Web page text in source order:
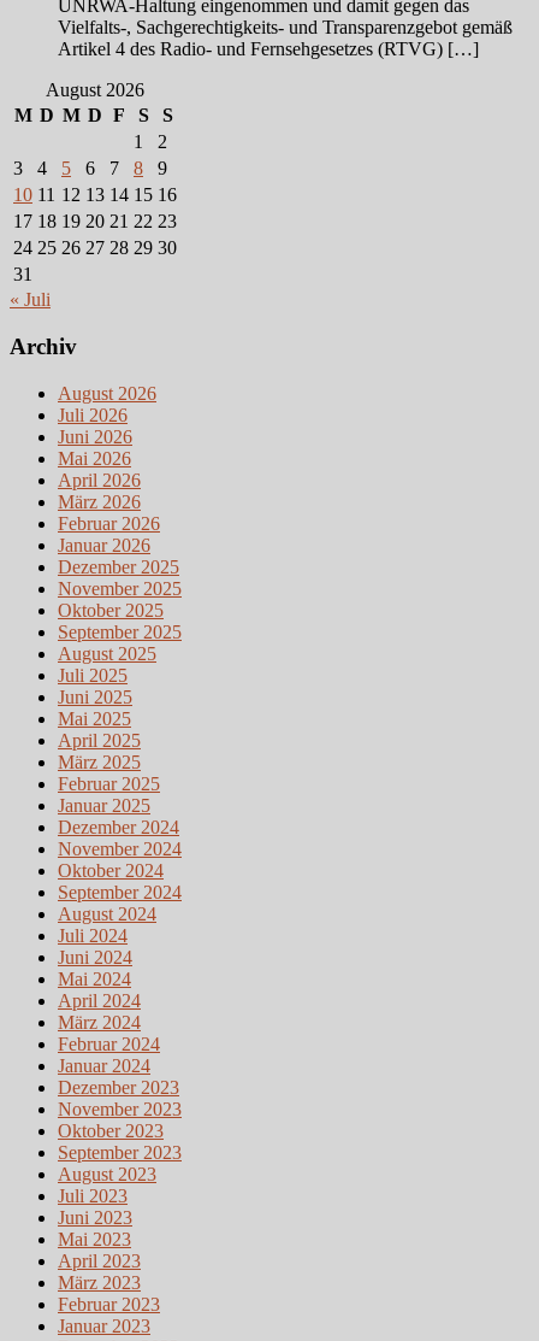
UNRWA-Haltung eingenommen und damit gegen das
Vielfalts-, Sachgerechtigkeits- und Transparenzgebot gemäß
Artikel 4 des Radio- und Fernsehgesetzes (RTVG) […]
August 2026
M D M D F S
S
1
2
3
4 5 6 7 8
9
10 11 12 13 14 15 16
17 18 19 20 21 22 23
24 25 26 27 28 29 30
31
« Juli
Archiv
August 2026
Juli 2026
Juni 2026
Mai 2026
April 2026
März 2026
Februar 2026
Januar 2026
Dezember 2025
November 2025
Oktober 2025
September 2025
August 2025
Juli 2025
Juni 2025
Mai 2025
April 2025
März 2025
Februar 2025
Januar 2025
Dezember 2024
November 2024
Oktober 2024
September 2024
August 2024
Juli 2024
Juni 2024
Mai 2024
April 2024
März 2024
Februar 2024
Januar 2024
Dezember 2023
November 2023
Oktober 2023
September 2023
August 2023
Juli 2023
Juni 2023
Mai 2023
April 2023
März 2023
Februar 2023
Januar 2023